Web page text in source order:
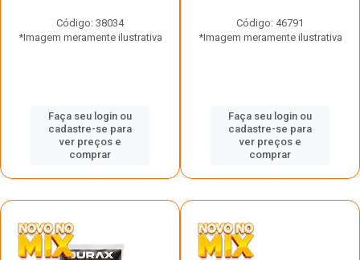
Código: 38034
*Imagem meramente ilustrativa
Faça seu login ou
cadastre-se para
ver preços e
comprar
Código: 46791
*Imagem meramente ilustrativa
Faça seu login ou
cadastre-se para
ver preços e
comprar